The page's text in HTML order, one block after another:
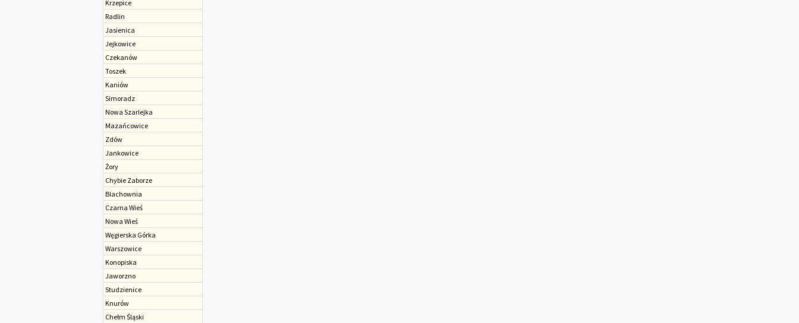
Krzepice
Radlin
Jasienica
Jejkowice
Czekanów
Toszek
Kaniów
Simoradz
Nowa Szarlejka
Mazańcowice
Zdów
Jankowice
Żory
Chybie Zaborze
Blachownia
Czarna Wieś
Nowa Wieś
Węgierska Górka
Warszowice
Konopiska
Jaworzno
Studzienice
Knurów
Chełm Śląski